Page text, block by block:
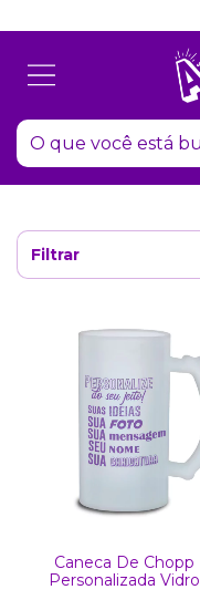
Filtrar
Caneca De Chopp
Personalizada Vidro